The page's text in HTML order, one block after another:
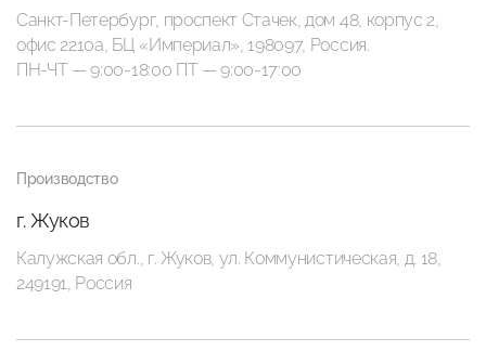
Санкт-Петербург, проспект Стачек, дом 48, корпус 2,
офис 2210а, БЦ «Империал», 198097, Россия.
ПН-ЧТ — 9:00-18:00 ПТ — 9:00-17:00
Производство
г. Жуков
Калужская обл., г. Жуков, ул. Коммунистическая, д. 18,
249191, Россия